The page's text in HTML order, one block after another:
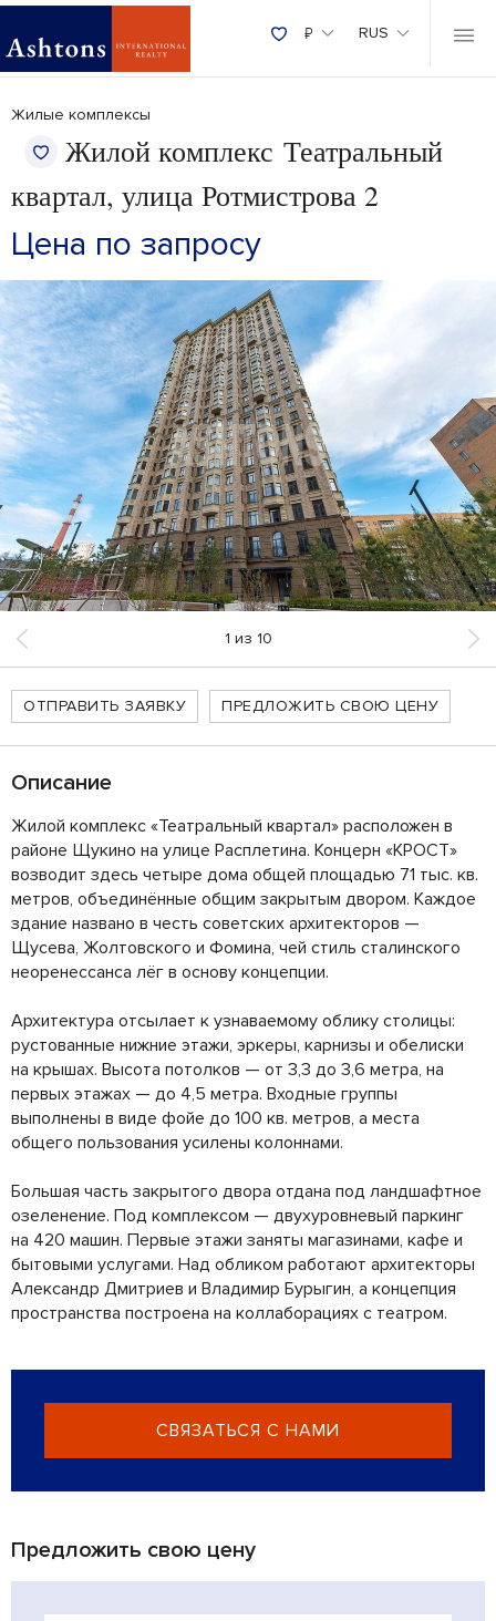
₽ RUS
Жилые комплексы
Жилой комплекс Театральный
квартал, улица Ротмистрова 2
Цена по запросу
1 из 10
ОТПРАВИТЬ ЗАЯВКУ ПРЕДЛОЖИТЬ СВОЮ ЦЕНУ
Описание
Жилой комплекс «Театральный квартал» расположен в
районе Щукино на улице Расплетина. Концерн «КРОСТ»
возводит здесь четыре дома общей площадью 71 тыс. кв.
метров, объединённые общим закрытым двором. Каждое
здание названо в честь советских архитекторов —
Щусева, Жолтовского и Фомина, чей стиль сталинского
неоренессанса лёг в основу концепции.
Архитектура отсылает к узнаваемому облику столицы:
рустованные нижние этажи, эркеры, карнизы и обелиски
на крышах. Высота потолков — от 3,3 до 3,6 метра, на
первых этажах — до 4,5 метра. Входные группы
выполнены в виде фойе до 100 кв. метров, а места
общего пользования усилены колоннами.
Большая часть закрытого двора отдана под ландшафтное
озеленение. Под комплексом — двухуровневый паркинг
на 420 машин. Первые этажи заняты магазинами, кафе и
бытовыми услугами. Над обликом работают архитекторы
Александр Дмитриев и Владимир Бурыгин, а концепция
пространства построена на коллаборациях с театром.
СВЯЗАТЬСЯ С НАМИ
Предложить свою цену